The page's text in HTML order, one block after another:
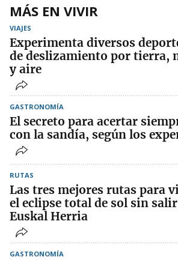
MÁS EN VIVIR
VIAJES
Experimenta diversos
de deslizamiento por tierra,
y aire
GASTRONOMÍA
El secreto para acertar
con la sandía, según los
RUTAS
Las tres mejores rutas para
el eclipse total de sol sin
Euskal Herria
GASTRONOMÍA